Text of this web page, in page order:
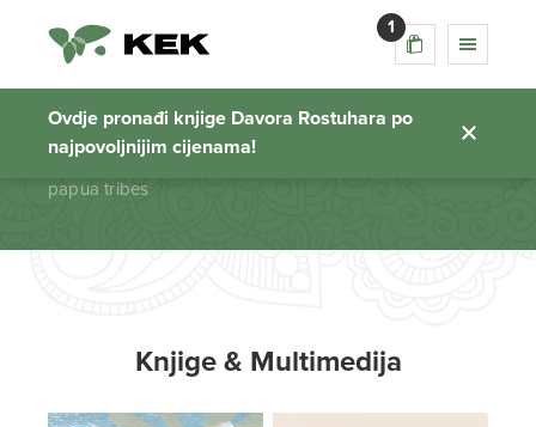
1
Ovdje pronađi knjige Davora Rostuhara po
najpovoljnijim cijenama!
papua tribes
Početna stranica
papua tribes
Knjige & Multimedija